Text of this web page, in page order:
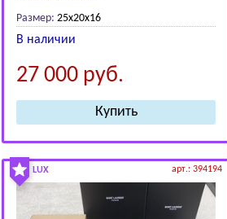
Размер: 25x20x16
В наличии
27 000 руб.
LUX арт.: 394194